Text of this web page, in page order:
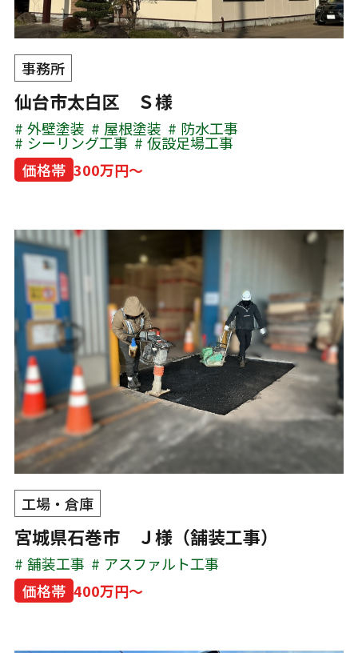
事務所
仙台市太白区 Ｓ様
外壁塗装 屋根塗装 防水工事
シーリング工事
仮設足場工事
価格帯 300万円～
工場・倉庫
宮城県石巻市 Ｊ様（舗装工事）
舗装工事
アスファルト工事
価格帯 400万円～